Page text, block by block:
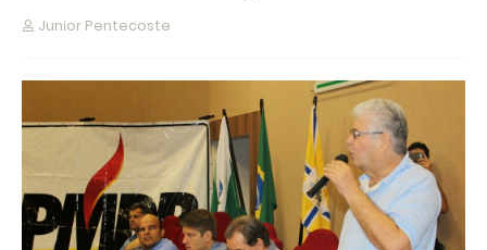
Junior Pentecoste